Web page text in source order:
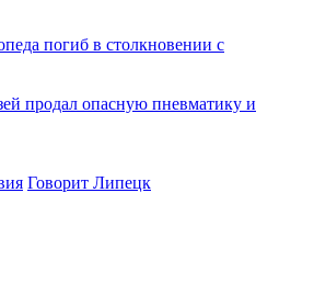
погиб в столкновении с
продал опасную пневматику и
Говорит Липецк